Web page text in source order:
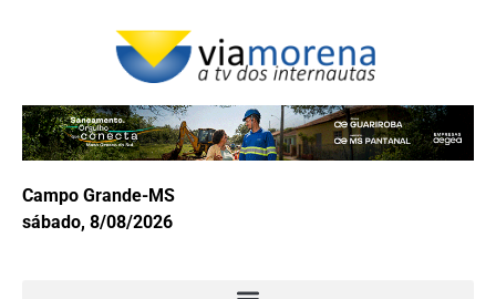
Campo Grande-MS
sábado, 8/08/2026